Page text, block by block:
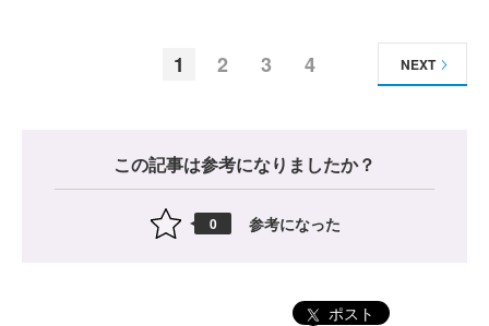
1 2 3 4 NEXT
この記事は参考になりましたか？
0 参考になった
ポスト